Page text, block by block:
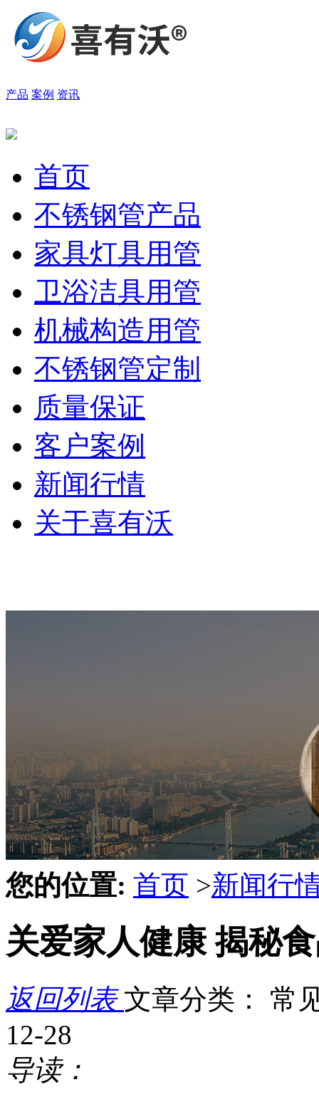
产品 案例 资讯
首页
不锈钢管产品
家具灯具用管
卫浴洁具用管
机械构造用管
不锈钢管定制
质量保证
客户案例
新闻行情
关于喜有沃
您的位置: 首页 >新闻行
关爱家人健康 揭秘
返回列表文章分类： 常
12-28
导读：